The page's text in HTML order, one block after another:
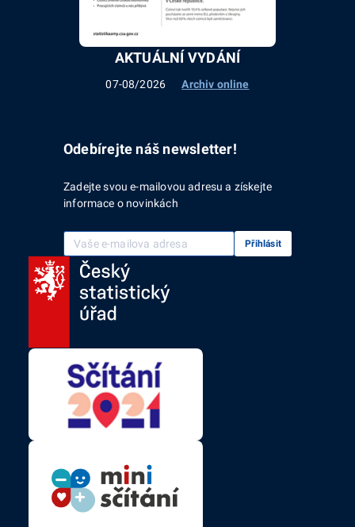
AKTUÁLNÍ VYDÁNÍ
07-08/2026 Archiv online
Odebírejte náš newsletter!
Zadejte svou e-mailovou adresu a získejte
informace o novinkách
Vaše e-mailová adresa Přihlásit